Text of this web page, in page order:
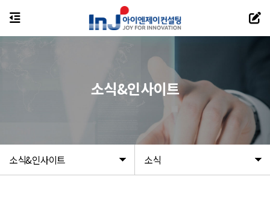
소식&인사이트 소식
소식&인사이트